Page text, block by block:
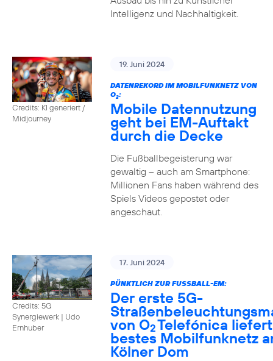
Intelligenz und Nachhaltigkeit.
Credits: KI generiert /
Midjourney
19. Juni 2024
DATENREKORD IM MOBILFUNKNETZ VON
O2:
Mobile Datennutzung
geht bei EM-Auftakt
durch die Decke
Die Fußballbegeisterung war
gewaltig – auch am Smartphone:
Millionen Fans haben während des
Spiels Videos gepostet oder
angeschaut.
Credits: 5G
Synergiewerk | Udo
Ernhuber
17. Juni 2024
PÜNKTLICH ZUR FUSSBALL-EM:
Der erste 5G-
von O2Telefónica liefert
bestes Mobilfunknetz
Kölner Dom